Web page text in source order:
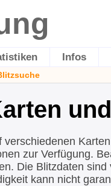
Infos
zur Verfügung.
Die Blitzdaten sind
kann nicht